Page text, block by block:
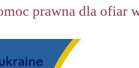
prawna dla ofiar